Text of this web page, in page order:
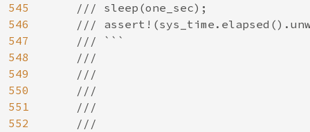
545
546
547
548
549
550
551
552
    /// sleep(one_sec);
///
    /// ```
    ///
    ///
    ///
    ///
    ///